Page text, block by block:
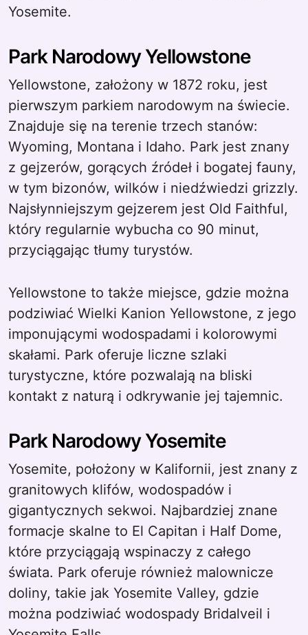
Yosemite.
Park Narodowy Yellowstone
Yellowstone, założony w 1872 roku, jest
pierwszym parkiem narodowym na świecie.
Znajduje się na terenie trzech stanów:
Wyoming, Montana i Idaho. Park jest znany
z gejzerów, gorących źródeł i bogatej fauny,
w tym bizonów, wilków i niedźwiedzi grizzly.
Najsłynniejszym gejzerem jest Old Faithful,
który regularnie wybucha co 90 minut,
przyciągając tłumy turystów.
Yellowstone to także miejsce, gdzie można
podziwiać Wielki Kanion Yellowstone, z jego
imponującymi wodospadami i kolorowymi
skałami. Park oferuje liczne szlaki
turystyczne, które pozwalają na bliski
kontakt z naturą i odkrywanie jej tajemnic.
Park Narodowy Yosemite
Yosemite, położony w Kalifornii, jest znany z
granitowych klifów, wodospadów i
gigantycznych sekwoi. Najbardziej znane
formacje skalne to El Capitan i Half Dome,
które przyciągają wspinaczy z całego
świata. Park oferuje również malownicze
doliny, takie jak Yosemite Valley, gdzie
można podziwiać wodospady Bridalveil i